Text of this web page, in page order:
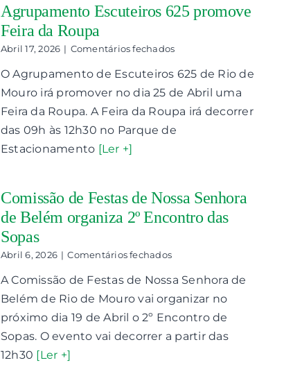
noite
de
Agrupamento Escuteiros 625 promove
Feira da Roupa
Abril 17, 2026 | Comentários fechadosem
Escuteiros
625
Feira
da
O Agrupamento de Escuteiros 625 de Rio de
Mouro irá promover no dia 25 de Abril uma
Feira da Roupa. A Feira da Roupa irá decorrer
das 09h às 12h30 no Parque de
Estacionamento [Ler +]
Comissão de Festas de Nossa Senhora
de Belém organiza 2º Encontro das
Sopas
Abril 6, 2026 | Comentários fechadosem
de
Festas
de
Nossa
Senhora
A Comissão de Festas de Nossa Senhora de
Belém de Rio de Mouro vai organizar no
próximo dia 19 de Abril o 2º Encontro de
Sopas. O evento vai decorrer a partir das
12h30 [Ler +]